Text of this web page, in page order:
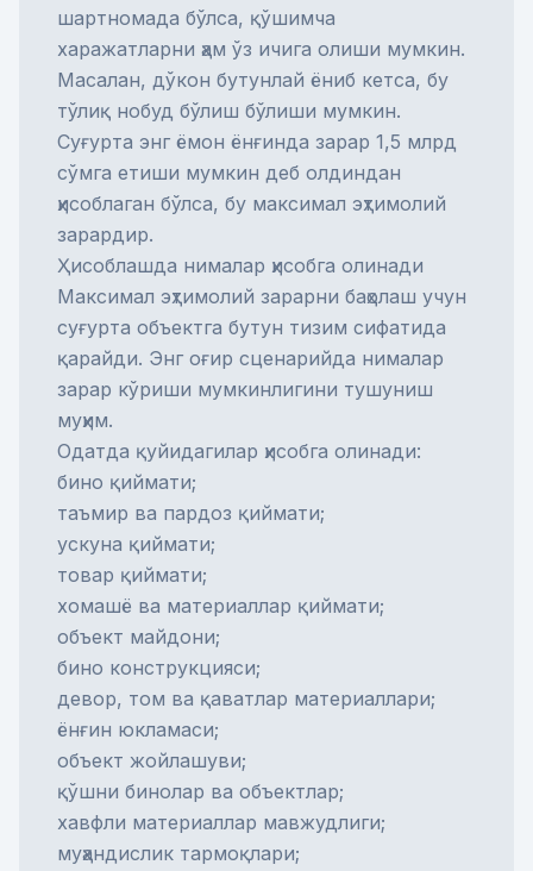
шартномада бўлса, қўшимча
харажатларни ҳам ўз ичига олиши мумкин.
Масалан, дўкон бутунлай ёниб кетса, бу
тўлиқ нобуд бўлиш бўлиши мумкин.
Суғурта энг ёмон ёнғинда зарар 1,5 млрд
сўмга етиши мумкин деб олдиндан
ҳисоблаган бўлса, бу максимал эҳтимолий
зарардир.
Ҳисоблашда нималар ҳисобга олинади
Максимал эҳтимолий зарарни баҳолаш учун
суғурта объектга бутун тизим сифатида
қарайди. Энг оғир сценарийда нималар
зарар кўриши мумкинлигини тушуниш
муҳим.
Одатда қуйидагилар ҳисобга олинади:
бино қиймати;
таъмир ва пардоз қиймати;
ускуна қиймати;
товар қиймати;
хомашё ва материаллар қиймати;
объект майдони;
бино конструкцияси;
девор, том ва қаватлар материаллари;
ёнғин юкламаси;
объект жойлашуви;
қўшни бинолар ва объектлар;
хавфли материаллар мавжудлиги;
муҳандислик тармоқлари;